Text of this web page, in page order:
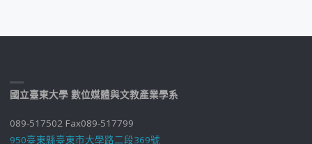
國立臺東大學 數位媒體與文教產業學系
089-517502 Fax089-517799
950臺東縣臺東市大學路二段369號